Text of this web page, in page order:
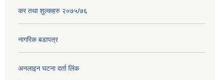
कर तथा शुल्कहरु २०७५/७६
नागरिक बडापत्र
अनलाइन घटना दर्ता लिंक